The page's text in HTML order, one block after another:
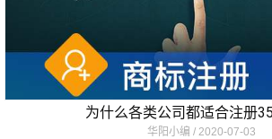
为什么各类公司都适合注册
华阳小编 2020-07-03